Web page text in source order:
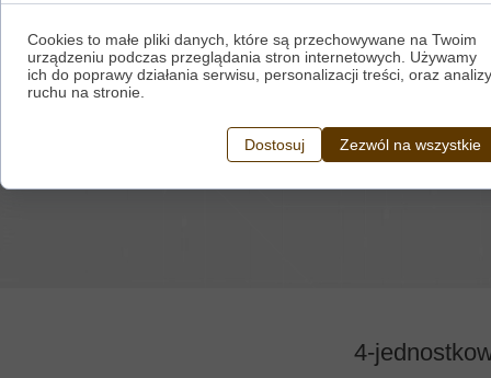
Rysunek
4-
Cookies to małe pliki danych, które są przechowywane na Twoim
urządzeniu podczas przeglądania stron internetowych. Używamy
ich do poprawy działania serwisu, personalizacji treści, oraz analizy
ruchu na stronie.
Dostosuj Zezwól na wszystkie